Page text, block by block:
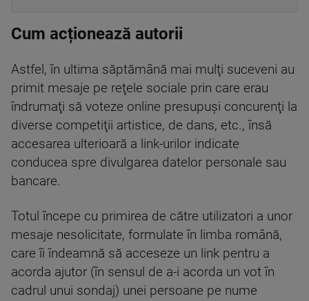
Cum acționează autorii
Astfel, în ultima săptămână mai mulţi suceveni au
primit mesaje pe reţele sociale prin care erau
îndrumaţi să voteze online presupuşi concurenţi la
diverse competiţii artistice, de dans, etc., însă
accesarea ulterioară a link-urilor indicate
conducea spre divulgarea datelor personale sau
bancare.
Totul începe cu primirea de către utilizatori a unor
mesaje nesolicitate, formulate în limba română,
care îi îndeamnă să acceseze un link pentru a
acorda ajutor (în sensul de a-i acorda un vot în
cadrul unui sondaj) unei persoane pe nume